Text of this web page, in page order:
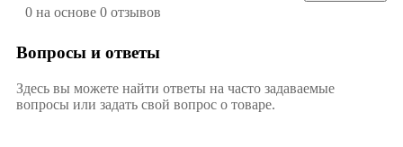
0 на основе 0 отзывов
Вопросы и ответы
Здесь вы можете найти ответы на часто задаваемые
вопросы или задать свой вопрос о товаре.